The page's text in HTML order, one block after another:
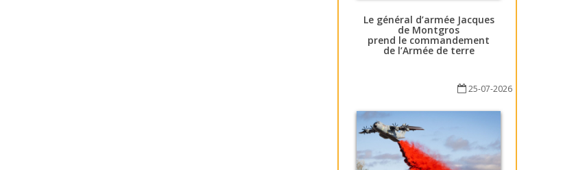
Le général d’armée Jacques
de Montgros
prend le commandement
de l’Armée de terre
25-07-2026